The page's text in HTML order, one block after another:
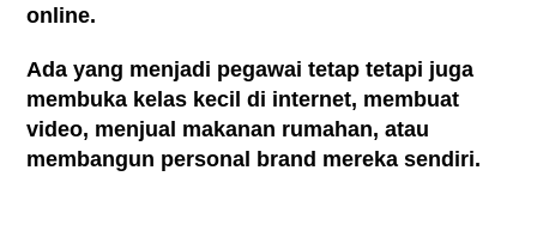
online.
Ada yang menjadi pegawai tetap tetapi juga
membuka kelas kecil di internet, membuat
video, menjual makanan rumahan, atau
membangun personal brand mereka sendiri.